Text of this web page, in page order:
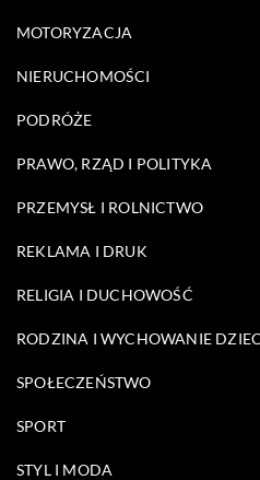
MOTORYZACJA
NIERUCHOMOŚCI
PODRÓŻE
PRAWO, RZĄD I POLITYKA
PRZEMYSŁ I ROLNICTWO
REKLAMA I DRUK
RELIGIA I DUCHOWOŚĆ
RODZINA I WYCHOWANIE
SPOŁECZEŃSTWO
SPORT
STYL I MODA